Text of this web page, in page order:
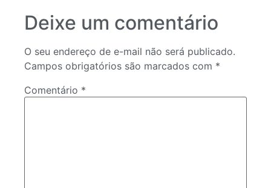
Deixe um comentário
O seu endereço de e-mail não será publicado.
Campos obrigatórios são marcados com *
Comentário *